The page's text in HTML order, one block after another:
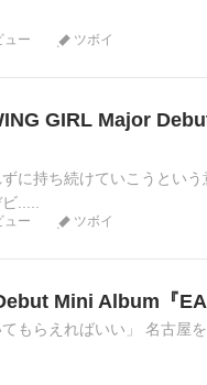
ュー ツボイ
GIRL Major
ずに持ち続けていこうとい
.....
ュー ツボイ
Mini Album『
てもらえればいい」 名古屋